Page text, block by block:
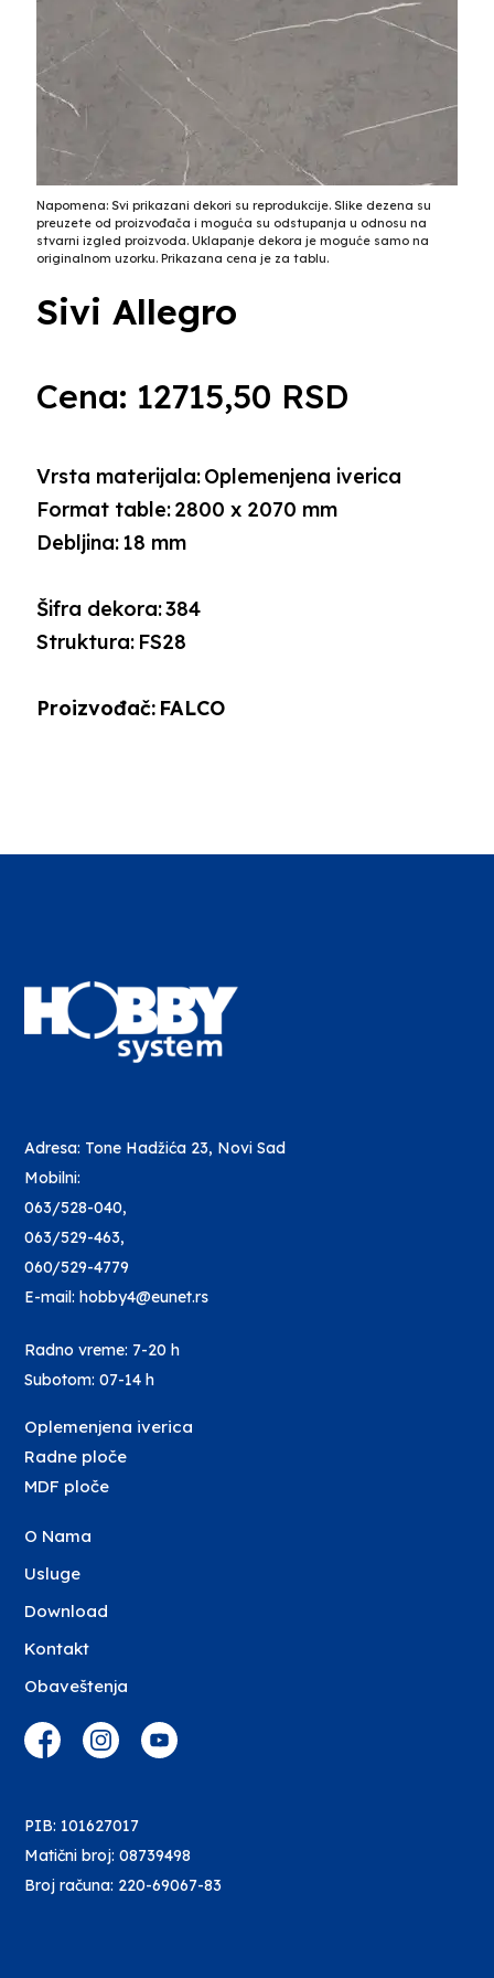
Napomena: Svi prikazani dekori su reprodukcije. Slike dezena su
preuzete od proizvođača i moguća su odstupanja u odnosu na
stvarni izgled proizvoda. Uklapanje dekora je moguće samo na
originalnom uzorku. Prikazana cena je za tablu.
Sivi Allegro
Cena: 12715,50 RSD
Debljina:18 mm
Format table:2800 x 2070 mm
Šifra dekora:384
Vrsta materijala:Oplemenjena iverica
Struktura: FS28
Proizvođač: FALCO
Adresa: Tone Hadžića 23, Novi Sad
Mobilni:
063/528-040,
063/529-463,
060/529-4779
E-mail: hobby4@eunet.rs
Radno vreme: 7-20 h
Subotom: 07-14 h
Oplemenjena iverica
Radne ploče
MDF ploče
O Nama
Usluge
Download
Kontakt
Obaveštenja
PIB: 101627017
Matični broj: 08739498
Broj računa: 220-69067-83